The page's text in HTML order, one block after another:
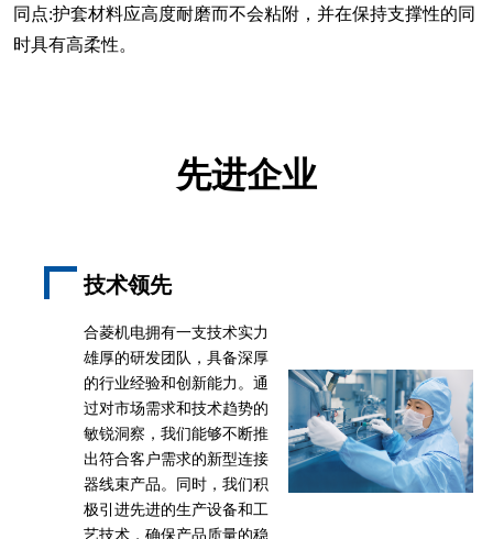
同点:护套材料应高度耐磨而不会粘附，并在保持支撑性的同
时具有高柔性。
先进企业
技术领先
合菱机电拥有一支技术实力
雄厚的研发团队，具备深厚
的行业经验和创新能力。通
过对市场需求和技术趋势的
敏锐洞察，我们能够不断推
出符合客户需求的新型连接
器线束产品。同时，我们积
极引进先进的生产设备和工
艺技术，确保产品质量的稳